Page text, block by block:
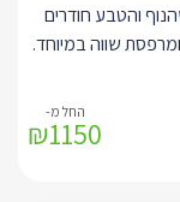
והטבע חודרים
שווה במיוחד.
בה תוכלו למצוא
איכותי הוא
עם דוש ראש
₪1150